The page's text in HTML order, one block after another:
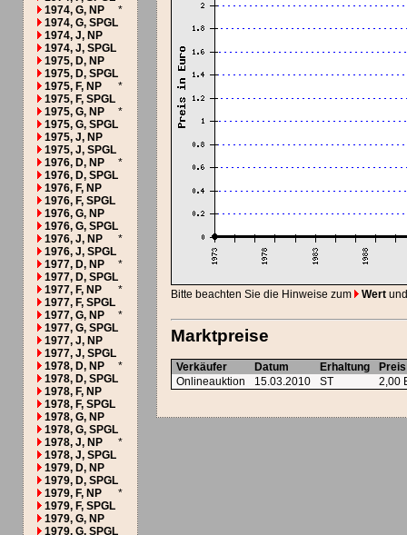
1974, G, NP
*
1974, G, SPGL
1974, J, NP
1974, J, SPGL
1975, D, NP
1975, D, SPGL
1975, F, NP
*
1975, F, SPGL
1975, G, NP
*
1975, G, SPGL
1975, J, NP
1975, J, SPGL
1976, D, NP
*
1976, D, SPGL
1976, F, NP
1976, F, SPGL
1976, G, NP
1976, G, SPGL
1976, J, NP
*
1976, J, SPGL
1977, D, NP
*
1977, D, SPGL
1977, F, NP
*
1977, F, SPGL
1977, G, NP
*
1977, G, SPGL
1977, J, NP
1977, J, SPGL
1978, D, NP
*
1978, D, SPGL
1978, F, NP
1978, F, SPGL
1978, G, NP
1978, G, SPGL
1978, J, NP
*
1978, J, SPGL
1979, D, NP
1979, D, SPGL
1979, F, NP
*
1979, F, SPGL
1979, G, NP
1979, G, SPGL
Bitte beachten Sie die Hinweise zum Wert
Marktpreise
Verkäufer Datum Erhaltung
Preis
Onlineauktion
15.03.2010 ST 2,00